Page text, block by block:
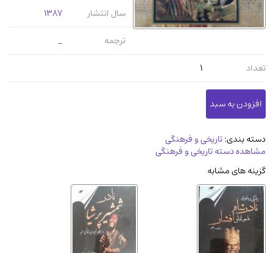
الکترونیک(11)
دایره المعارف و فرهنگ(13)
معماری، عمران و شهرسازی
سینما و فیلم(54)
کتاب های قدیمی دینی و مذهبی
زندگینامه شهدا(9)
کتاب چاپ سنگی و کتاب خطی قدیمی
جغرافیا(9)
استخدامی و کاریابی دولتی و خصوصی.سوالـات
و آزمونها(2)
آموزشی و کنکوری
سال انتشار
1387
ترجمه
_
تعداد
1
دسته بندی:تاریخی و فرهنگی
مشاهده دسته تاریخی و فرهنگی
گزینه های مشابه